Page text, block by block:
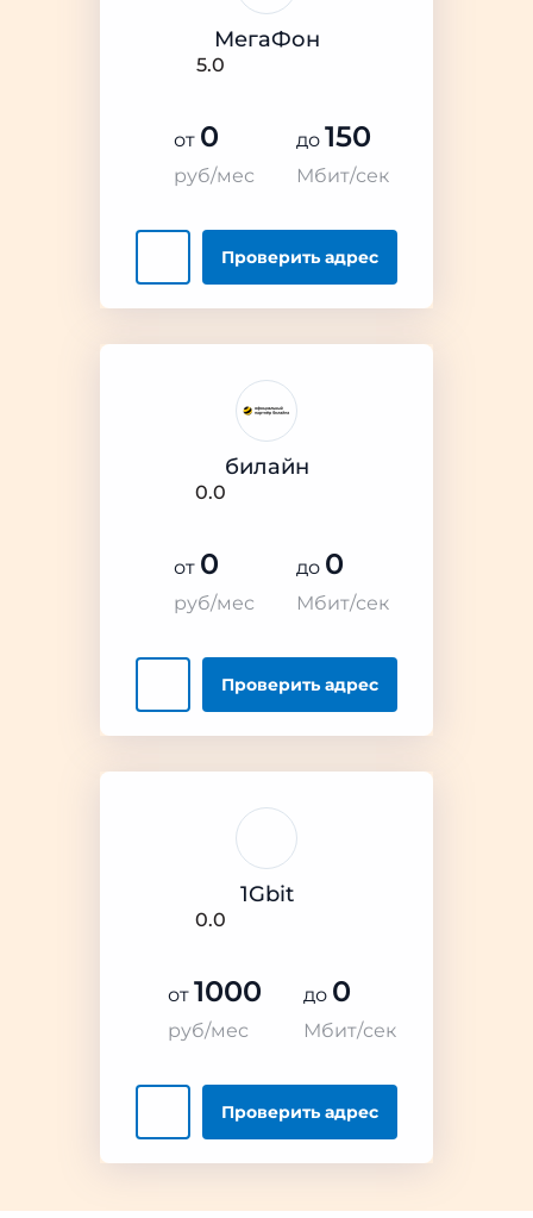
МегаФон
5.0
от 0
руб/мес
до 150
Мбит/сек
Проверитьадрес
билайн
0.0
от 0
руб/мес
до 0
Мбит/сек
Проверитьадрес
1Gbit
0.0
от 1000
руб/мес
до 0
Мбит/сек
Проверитьадрес